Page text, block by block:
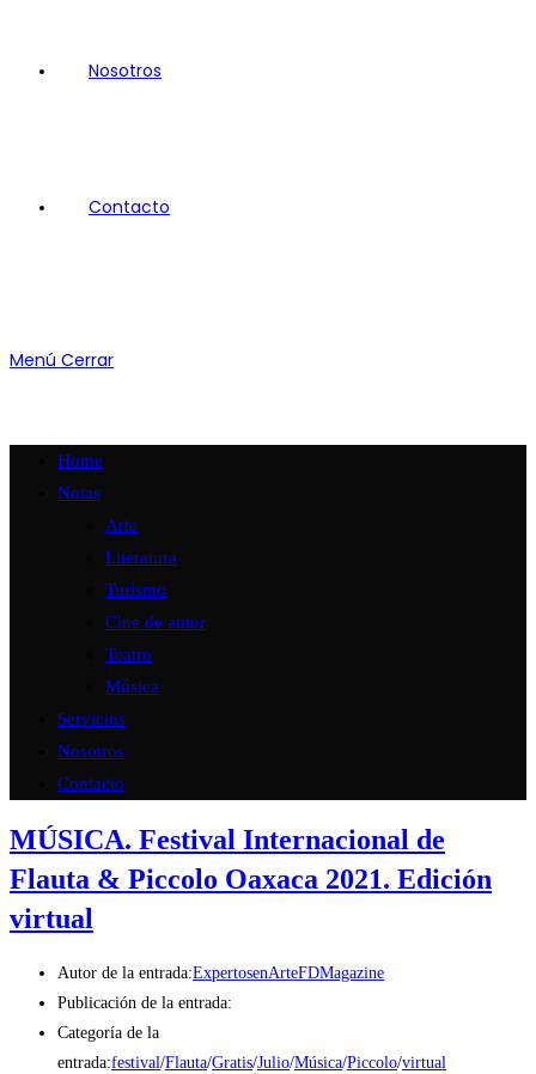
Nosotros
Contacto
Menú Cerrar
Home
Notas
Arte
Literatura
Turismo
Cine de autor
Teatro
Música
Servicios
Nosotros
Contacto
MÚSICA. Festival Internacional de
Flauta & Piccolo Oaxaca 2021. Edición
virtual
Autor de la entrada:ExpertosenArteFDMagazine
Publicación de la entrada:
Categoría de la
entrada:festival/Flauta/Gratis/Julio/Música/Piccolo/virtual